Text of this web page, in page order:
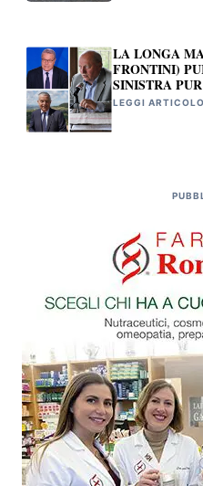
LA LONGA
FRONTINI)
SINISTRA
LEGGI ARTICOLO